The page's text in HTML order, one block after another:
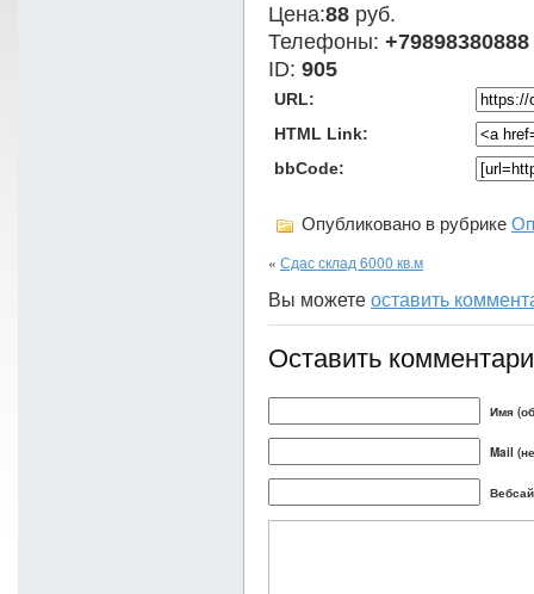
Цена:88 руб.
Телефоны: +79898380888
ID: 905
URL:
HTML Link:
bbCode:
Опубликовано в рубрике
« Сдас склад 6000 кв.м
Вы можетеоставить
Оставить
Имя
Mail